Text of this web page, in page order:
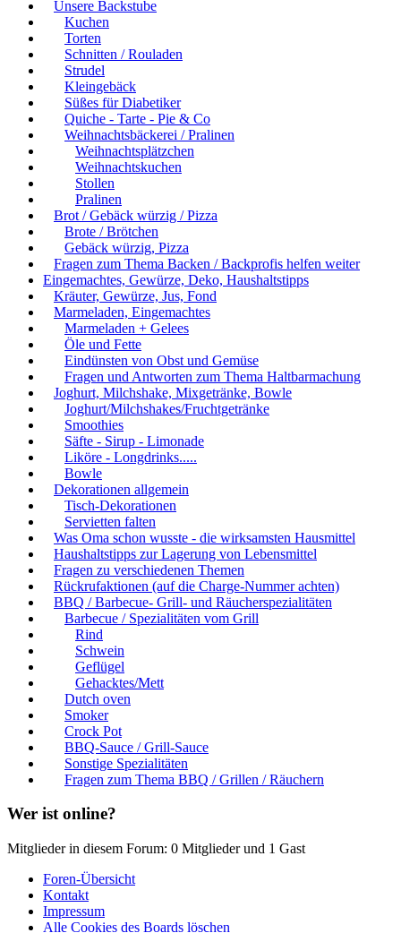
Unsere Backstube
Kuchen
Torten
Schnitten / Rouladen
Strudel
Kleingebäck
Süßes für Diabetiker
Quiche - Tarte - Pie & Co
Weihnachtsbäckerei / Pralinen
Weihnachtsplätzchen
Weihnachtskuchen
Stollen
Pralinen
Brot / Gebäck würzig / Pizza
Brote / Brötchen
Gebäck würzig, Pizza
Fragen zum Thema Backen / Backprofis helfen weiter
Eingemachtes, Gewürze, Deko, Haushaltstipps
Kräuter, Gewürze, Jus, Fond
Marmeladen, Eingemachtes
Marmeladen + Gelees
Öle und Fette
Eindünsten von Obst und Gemüse
Fragen und Antworten zum Thema Haltbarmachung
Joghurt, Milchshake, Mixgetränke, Bowle
Joghurt/Milchshakes/Fruchtgetränke
Smoothies
Säfte - Sirup - Limonade
Liköre - Longdrinks.....
Bowle
Dekorationen allgemein
Tisch-Dekorationen
Servietten falten
Was Oma schon wusste - die wirksamsten Hausmittel
Haushaltstipps zur Lagerung von Lebensmittel
Fragen zu verschiedenen Themen
Rückrufaktionen (auf die Charge-Nummer achten)
BBQ / Barbecue- Grill- und Räucherspezialitäten
Barbecue / Spezialitäten vom Grill
Rind
Schwein
Geflügel
Gehacktes/Mett
Dutch oven
Smoker
Crock Pot
BBQ-Sauce / Grill-Sauce
Sonstige Spezialitäten
Fragen zum Thema BBQ / Grillen / Räuchern
Wer ist online?
Mitglieder in diesem Forum: 0 Mitglieder und 1 Gast
Foren-Übersicht
Kontakt
Impressum
Alle Cookies des Boards löschen